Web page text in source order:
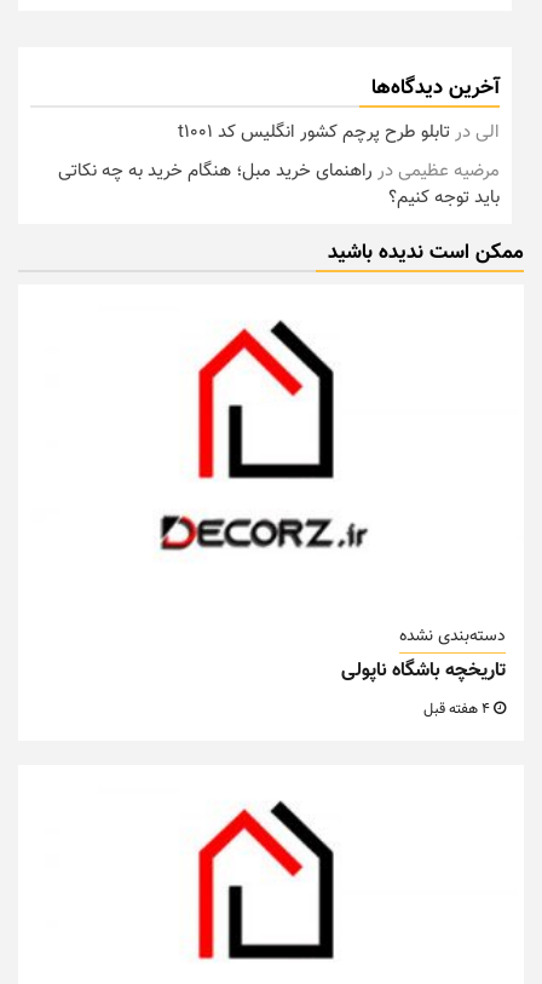
آخرین دیدگاه‌ها
الیدرتابلو طرح پرچم کشور انگلیس کد t1001
مرضیه عظیمیدر راهنمای خرید مبل؛ هنگام خرید به چه نکاتی
باید توجه کنیم؟
ممکن است ندیده باشید
دسته‌بندی نشده
تاریخچه باشگاه ناپولی